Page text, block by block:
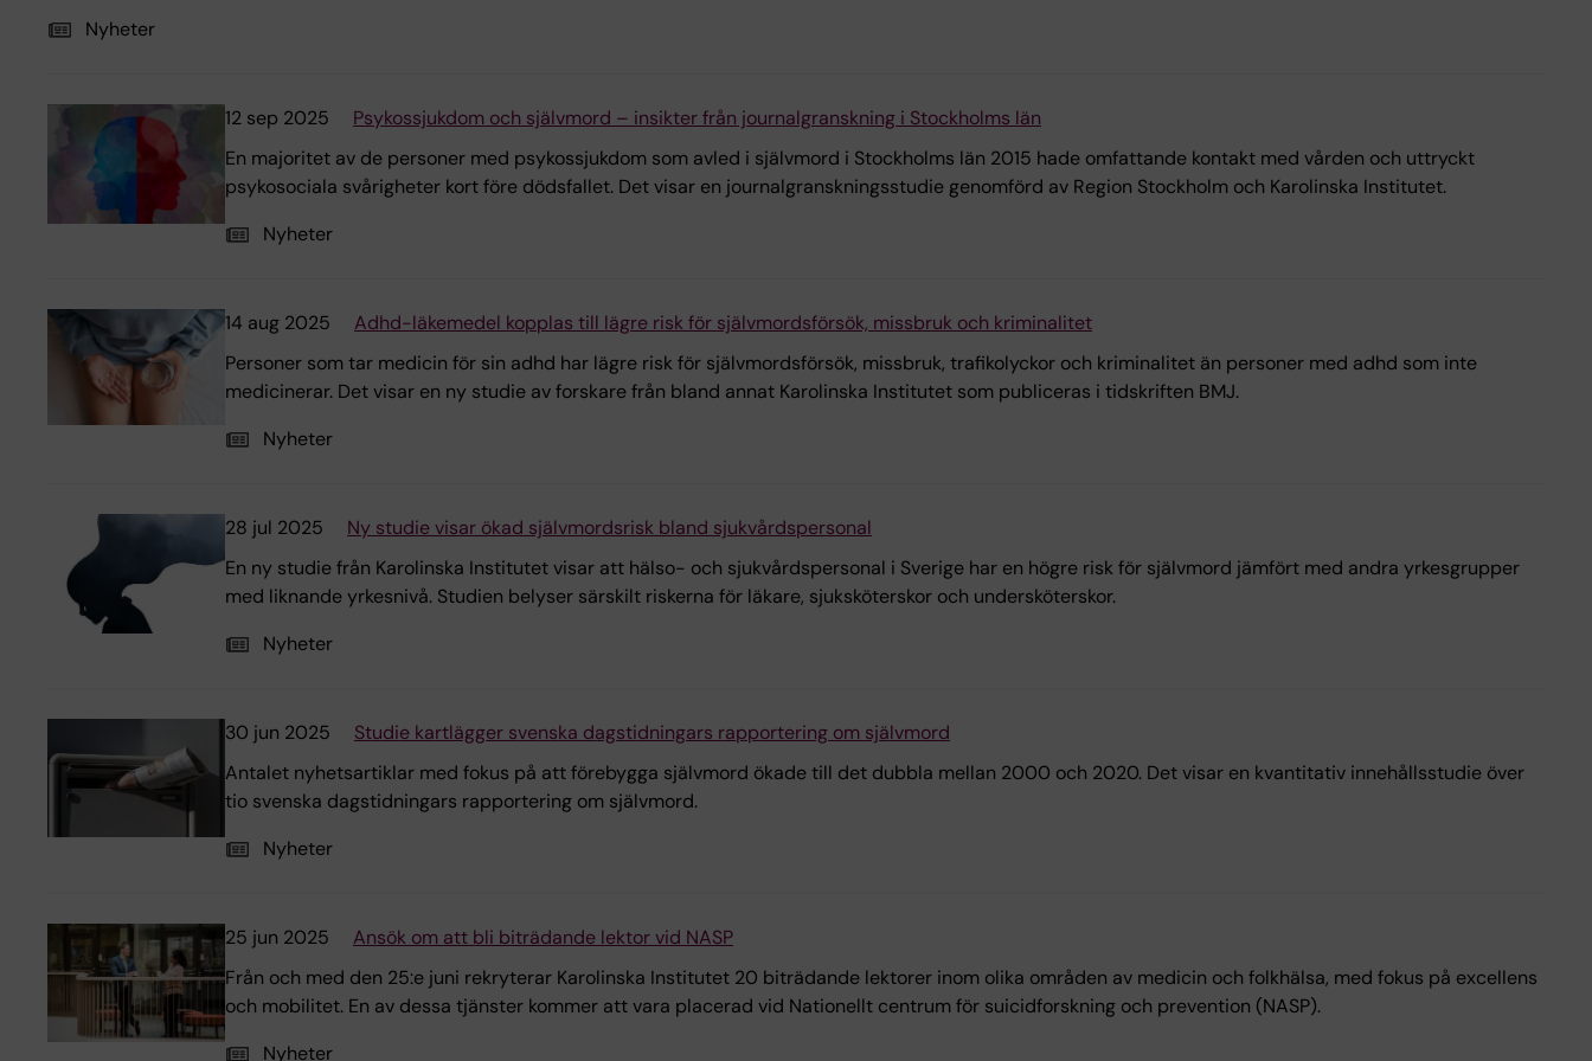
Nyheter
12 sep 2025
Psykossjukdom och självmord – insikter från journalgranskning i Stockholms län
En majoritet av de personer med psykossjukdom som avled i självmord i Stockholms län 2015 hade omfattande kontakt med vården och uttryckt
psykosociala svårigheter kort före dödsfallet. Det visar en journalgranskningsstudie genomförd av Region Stockholm och Karolinska Institutet.
Nyheter
14 aug 2025
Adhd-läkemedel kopplas till lägre risk för självmordsförsök, missbruk och kriminalitet
Personer som tar medicin för sin adhd har lägre risk för självmordsförsök, missbruk, trafikolyckor och kriminalitet än personer med adhd som inte
medicinerar. Det visar en ny studie av forskare från bland annat Karolinska Institutet som publiceras i tidskriften BMJ.
Nyheter
28 jul 2025
Ny studie visar ökad självmordsrisk bland sjukvårdspersonal
En ny studie från Karolinska Institutet visar att hälso- och sjukvårdspersonal i Sverige har en högre risk för självmord jämfört med andra yrkesgrupper
med liknande yrkesnivå. Studien belyser särskilt riskerna för läkare, sjuksköterskor och undersköterskor.
Nyheter
30 jun 2025
Studie kartlägger svenska dagstidningars rapportering om självmord
Antalet nyhetsartiklar med fokus på att förebygga självmord ökade till det dubbla mellan 2000 och 2020. Det visar en kvantitativ innehållsstudie över
tio svenska dagstidningars rapportering om självmord.
Nyheter
25 jun 2025
Ansök om att bli biträdande lektor vid NASP
Från och med den 25:e juni rekryterar Karolinska Institutet 20 biträdande lektorer inom olika områden av medicin och folkhälsa, med fokus på excellens
och mobilitet. En av dessa tjänster kommer att vara placerad vid Nationellt centrum för suicidforskning och prevention (NASP).
Nyheter